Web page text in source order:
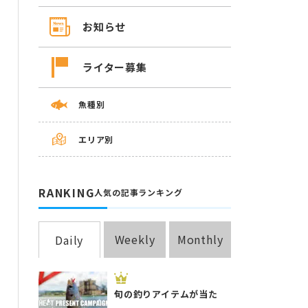
お知らせ
ライター募集
魚種別
エリア別
RANKING人気の記事ランキング
Daily Weekly Monthly
旬の釣りアイテムが当た